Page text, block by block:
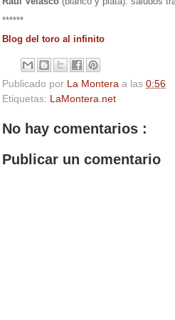
******
Blog del toro al infinito
Publicado por La Montera a las 0:56
Etiquetas: LaMontera.net
No hay comentarios :
Publicar un comentario